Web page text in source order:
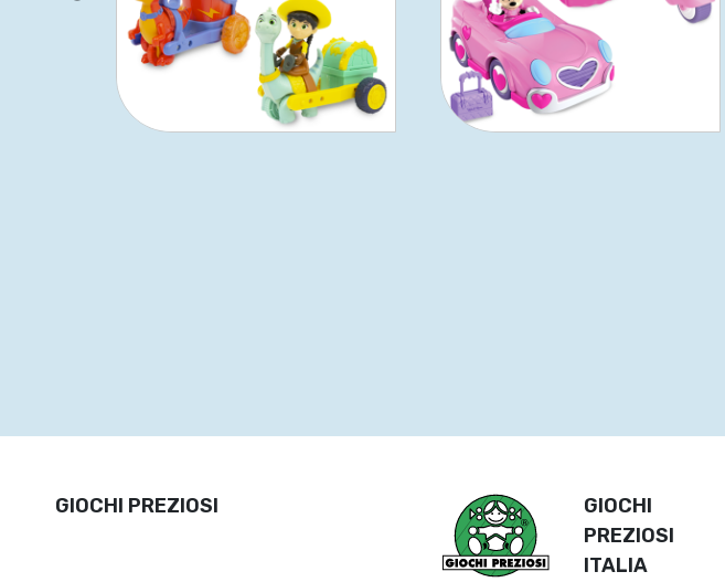
GIOCHI PREZIOSI
GIOCHI
PREZIOSI
ITALIA